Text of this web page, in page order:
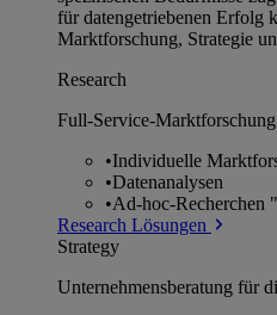
für datengetriebenen Erfolg
Marktforschung, Strategie
Research
Full-Service-
•Individuelle
•Datenanalysen
•Ad-hoc-Recherchen
Research Lösungen
Strategy
Unternehmens­beratung für